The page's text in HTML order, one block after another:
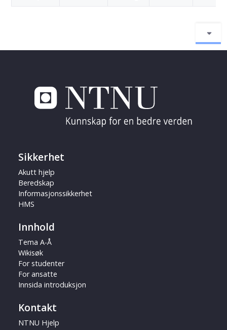
Sikkerhet
Akutt hjelp
Beredskap
Informasjonssikkerhet
HMS
Innhold
Tema A-Å
Wikisøk
For studenter
For ansatte
Innsida introduksjon
Kontakt
NTNU Hjelp